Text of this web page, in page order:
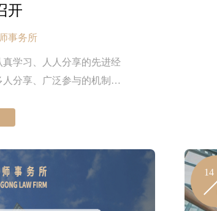
开
事务所
学习、人人分享的先进经
分享、广泛参与的机制，
14